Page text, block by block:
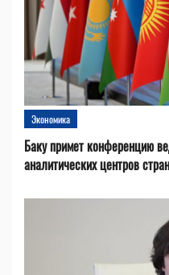
Экономика
Баку примет конференцию
аналитических центров